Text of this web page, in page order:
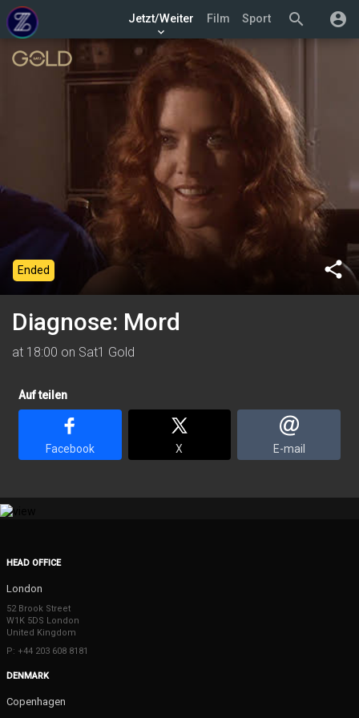
search account_circle
Jetzt/Weiter
keyboard_arrow_down
Film Sport
share
Ended
Diagnose: Mord
at 18:00 on Sat1 Gold
Auf teilen
Facebook X E-mail
HEAD OFFICE
London
52 Brook Street
W1K 5DS London
United Kingdom
P: +44 203 608 8181
DENMARK
Copenhagen